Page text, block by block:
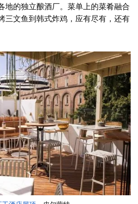
地的独立酿酒厂。菜单上的菜肴融合
三文鱼到韩式炸鸡，应有尽有，还有